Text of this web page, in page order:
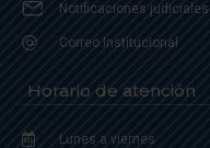
Notificaciones
Correo Institucional
Horario de atención
Lunes a viernes